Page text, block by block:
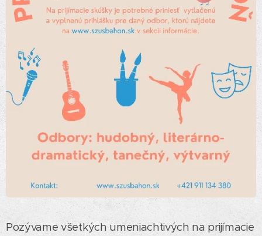
Pozývame všetkých umeniachtivých na prijímacie